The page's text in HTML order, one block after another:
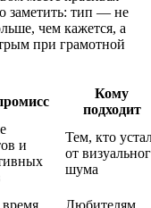
тип — не
чем кажется, а
при грамотной
Кому
подходит
и
Тем, кто
от
шума
Любителям